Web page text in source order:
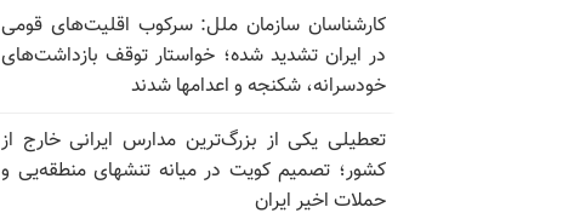
کارشناسان سازمان ملل: سرکوب اقلیت‌های قومی
در ایران تشدید شده؛ خواستار توقف بازداشت‌های
خودسرانه، شکنجه و اعدامها شدند
تعطیلی یکی از بزرگ‌ترین مدارس ایرانی خارج از
کشور؛ تصمیم کویت در میانه تنشهای منطقه‌یی و
حملات اخیر ایران